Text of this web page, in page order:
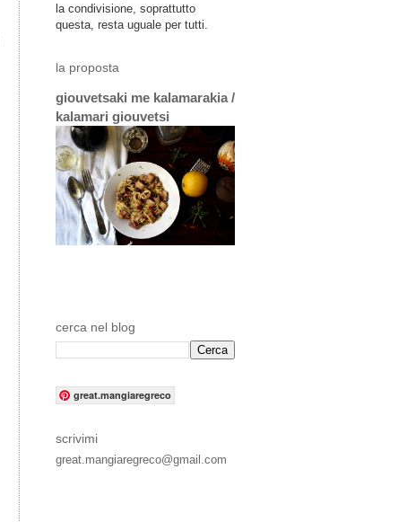
la condivisione, soprattutto
questa, resta uguale per tutti.
la proposta
giouvetsaki me kalamarakia /
kalamari giouvetsi
cerca nel blog
great.mangiaregreco
scrivimi
great.mangiaregreco@gmail.com